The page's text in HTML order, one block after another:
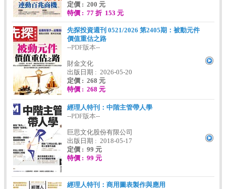
定價 : 200 元
特價 : 77 折 153 元
先探投資週刊 0521/2026 第2405期：被動元件
價值重估之路
--PDF版本--
財金文化
出版日期 : 2026-05-20
定價 : 268 元
特價 : 268 元
經理人特刊：中階主管帶人學
--PDF版本--
巨思文化股份有限公司
出版日期 : 2018-05-17
定價 : 99 元
特價 : 99 元
經理人特刊：商用圖表製作與應用